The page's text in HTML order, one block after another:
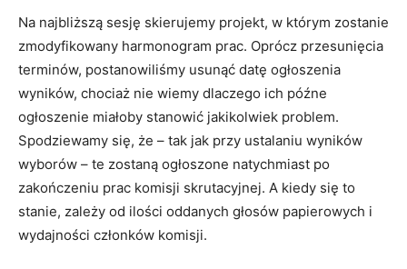
Na najbliższą sesję skierujemy projekt, w którym zostanie
zmodyfikowany harmonogram prac. Oprócz przesunięcia
terminów, postanowiliśmy usunąć datę ogłoszenia
wyników, chociaż nie wiemy dlaczego ich późne
ogłoszenie miałoby stanowić jakikolwiek problem.
Spodziewamy się, że – tak jak przy ustalaniu wyników
wyborów – te zostaną ogłoszone natychmiast po
zakończeniu prac komisji skrutacyjnej. A kiedy się to
stanie, zależy od ilości oddanych głosów papierowych i
wydajności członków komisji.